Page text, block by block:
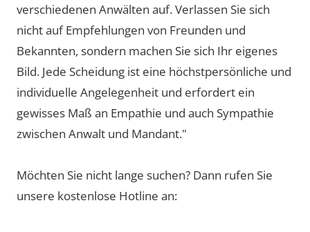
verschiedenen Anwälten auf. Verlassen Sie sich
nicht auf Empfehlungen von Freunden und
Bekannten, sondern machen Sie sich Ihr eigenes
Bild. Jede Scheidung ist eine höchstpersönliche und
individuelle Angelegenheit und erfordert ein
gewisses Maß an Empathie und auch Sympathie
zwischen Anwalt und Mandant."
Möchten Sie nicht lange suchen? Dann rufen Sie
unsere kostenlose Hotline an: